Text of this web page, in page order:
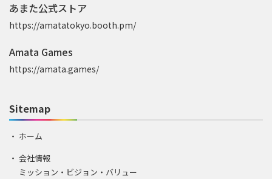
あまた公式ストア
https://amatatokyo.booth.pm/
Amata Games
https://amata.games/
Sitemap
ホーム
会社情報
ミッション・ビジョン・バリュー